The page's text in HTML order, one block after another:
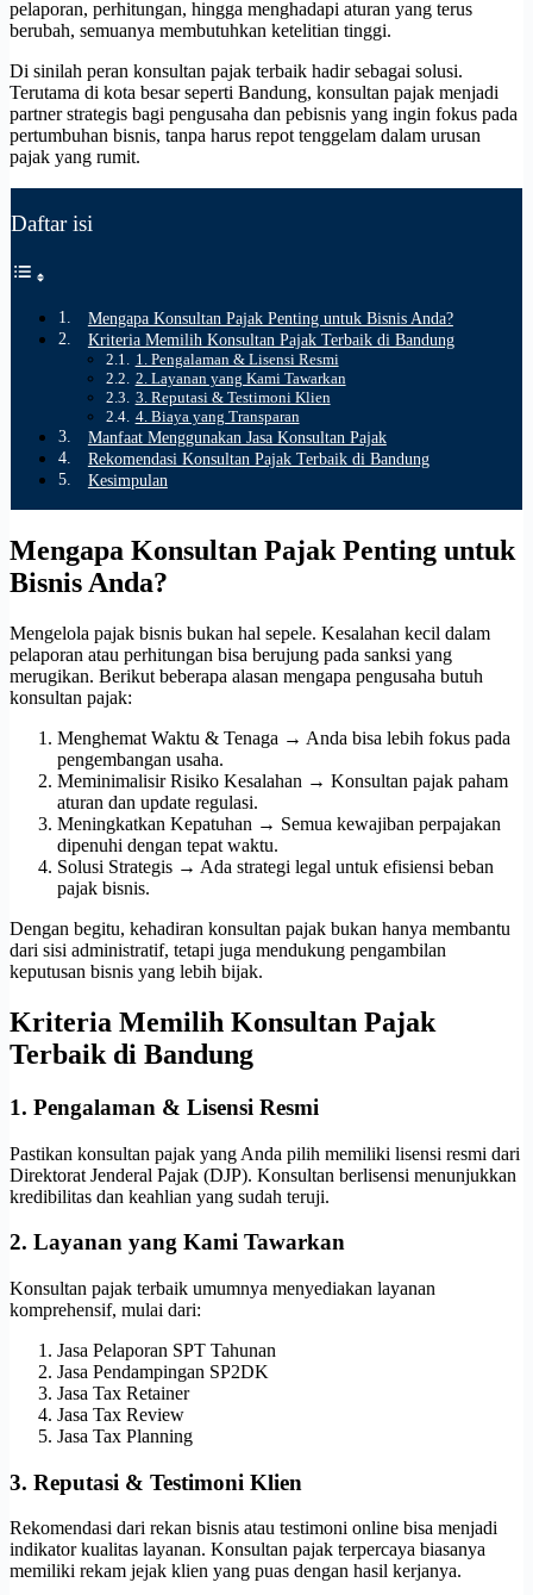
pelaporan, perhitungan, hingga menghadapi aturan yang terus
berubah, semuanya membutuhkan ketelitian tinggi.
Di sinilah peran konsultan pajak terbaik hadir sebagai solusi.
Terutama di kota besar seperti Bandung, konsultan pajak menjadi
partner strategis bagi pengusaha dan pebisnis yang ingin fokus pada
pertumbuhan bisnis, tanpa harus repot tenggelam dalam urusan
pajak yang rumit.
Daftar isi
Mengapa Konsultan Pajak Penting untuk Bisnis Anda?
Kriteria Memilih Konsultan Pajak Terbaik di Bandung
1. Pengalaman & Lisensi Resmi
2. Layanan yang Kami Tawarkan
3. Reputasi & Testimoni Klien
4. Biaya yang Transparan
Manfaat Menggunakan Jasa Konsultan Pajak
Rekomendasi Konsultan Pajak Terbaik di Bandung
Kesimpulan
Mengapa Konsultan Pajak Penting untuk
Bisnis Anda?
Mengelola pajak bisnis bukan hal sepele. Kesalahan kecil dalam
pelaporan atau perhitungan bisa berujung pada sanksi yang
merugikan. Berikut beberapa alasan mengapa pengusaha butuh
konsultan pajak:
Menghemat Waktu & Tenaga → Anda bisa lebih fokus pada
pengembangan usaha.
Meminimalisir Risiko Kesalahan → Konsultan pajak paham
aturan dan update regulasi.
Meningkatkan Kepatuhan → Semua kewajiban perpajakan
dipenuhi dengan tepat waktu.
Solusi Strategis → Ada strategi legal untuk efisiensi beban
pajak bisnis.
Dengan begitu, kehadiran konsultan pajak bukan hanya membantu
dari sisi administratif, tetapi juga mendukung pengambilan
keputusan bisnis yang lebih bijak.
Kriteria Memilih Konsultan Pajak
Terbaik di Bandung
1. Pengalaman & Lisensi Resmi
Pastikan konsultan pajak yang Anda pilih memiliki lisensi resmi dari
Direktorat Jenderal Pajak (DJP). Konsultan berlisensi menunjukkan
kredibilitas dan keahlian yang sudah teruji.
2. Layanan yang Kami Tawarkan
Konsultan pajak terbaik umumnya menyediakan layanan
komprehensif, mulai dari:
Jasa Pelaporan SPT Tahunan
Jasa Pendampingan SP2DK
Jasa Tax Retainer
Jasa Tax Review
Jasa Tax Planning
3. Reputasi & Testimoni Klien
Rekomendasi dari rekan bisnis atau testimoni online bisa menjadi
indikator kualitas layanan. Konsultan pajak terpercaya biasanya
memiliki rekam jejak klien yang puas dengan hasil kerjanya.